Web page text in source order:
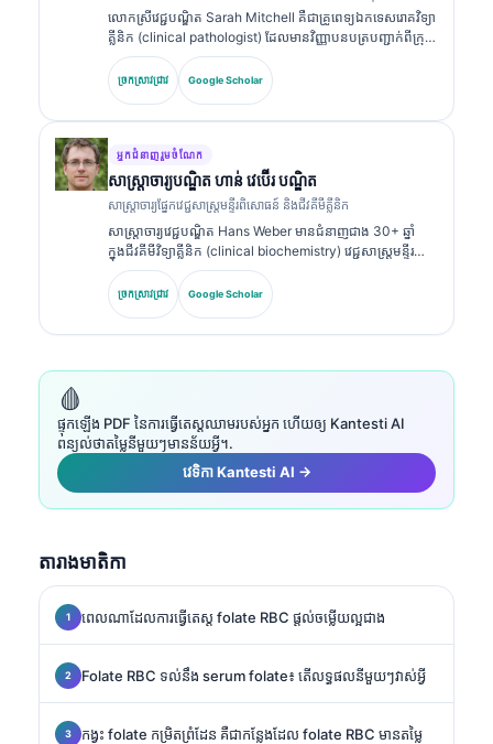
លោកស្រីវេជ្ជបណ្ឌិត Sarah Mitchell គឺជាគ្រូពេទ្យឯកទេសរោគវិទ្យា
គ្លីនិក (clinical pathologist) ដែលមានវិញ្ញាបនបត្របញ្ជាក់ពីក្រុម
ប្រឹក្សាវេជ្ជសាស្ត្រ និងមានបទពិសោធន៍ជាង 18 ឆ្នាំក្នុងវិស័យវេជ្ជ
សាស្ត្រមន្ទីរពិសោធន៍ និងការវិភាគផ្នែករោគវិនិច្ឆ័យ។ លោកស្រីមាន
វិញ្ញាបនបត្រឯកទេសក្នុងគីមីវិទ្យាគ្លីនិក (clinical chemistry)
ច្រកស្រាវជ្រាវ Google Scholar
អ្នកជំនាញរួមចំណែក
សាស្ត្រាចារ្យ​បណ្ឌិត ហាន់ វេប៊ើរ បណ្ឌិត
សាស្ត្រាចារ្យផ្នែកវេជ្ជសាស្ត្រមន្ទីរពិសោធន៍ និងជីវគីមីគ្លីនិក
សាស្ត្រាចារ្យវេជ្ជបណ្ឌិត Hans Weber មានជំនាញជាង 30+ ឆ្នាំ
ក្នុងជីវគីមីវិទ្យាគ្លីនិក (clinical biochemistry) វេជ្ជសាស្ត្រមន្ទីរ
ពិសោធន៍ និងការស្រាវជ្រាវសញ្ញាសម្គាល់ជីវសាស្ត្រ (biomarker
research)។ អតីតប្រធានសមាគមគីមីវិទ្យាគ្លីនិកអាល្លឺម៉ង់
(German Society for Clinical Chemistry) លោកមានជំនាញ
standardization) និងការវិភាគវេជ្ជសាស្ត្រមន្ទីរពិសោធន៍ដែលជួយ
ច្រកស្រាវជ្រាវ Google Scholar
🩸
ផ្ទុកឡើង PDF នៃការធ្វើតេស្តឈាមរបស់អ្នក ហើយឲ្យ Kantesti AI
ពន្យល់ថាតម្លៃនីមួយៗមានន័យអ្វី។.
វេទិកា Kantesti AI →
តារាងមាតិកា
ពេលណាដែលការធ្វើតេស្ត folate RBC ផ្តល់ចម្លើយល្អជាង
Folate RBC ទល់នឹង serum folate៖ តើលទ្ធផលនីមួយៗវាស់អ្វី
កង្វះ folate កម្រិតព្រំដែន គឺជាកន្លែងដែល folate RBC មានតម្លៃ